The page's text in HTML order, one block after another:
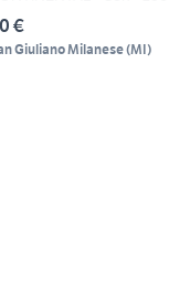
€
Giuliano Milanese(MI)